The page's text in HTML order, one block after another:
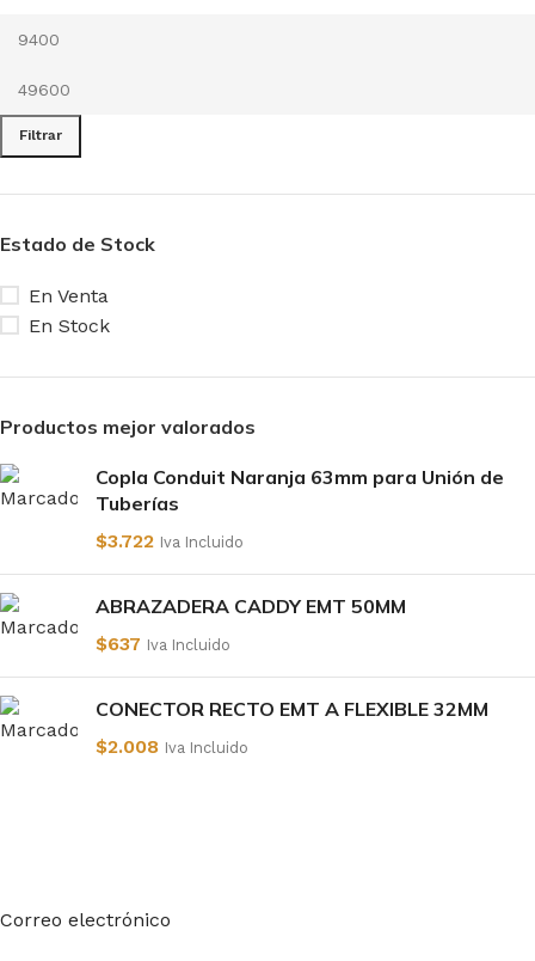
Filtrar
Estado de Stock
En Venta
En Stock
Productos mejor valorados
Copla Conduit Naranja 63mm para Unión de
Tuberías
$3.722 Iva Incluido
ABRAZADERA CADDY EMT 50MM
$637 Iva Incluido
CONECTOR RECTO EMT A FLEXIBLE 32MM
$2.008 Iva Incluido
Correo electrónico